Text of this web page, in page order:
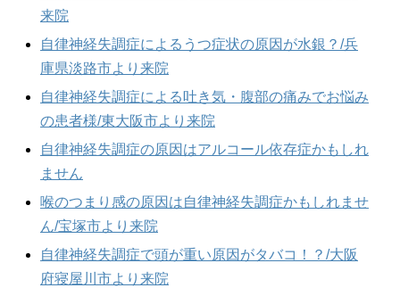
来院
自律神経失調症によるうつ症状の原因が水銀？/兵
庫県淡路市より来院
自律神経失調症による吐き気・腹部の痛みでお悩み
の患者様/東大阪市より来院
自律神経失調症の原因はアルコール依存症かもしれ
ません
喉のつまり感の原因は自律神経失調症かもしれませ
ん/宝塚市より来院
自律神経失調症で頭が重い原因がタバコ！？/大阪
府寝屋川市より来院